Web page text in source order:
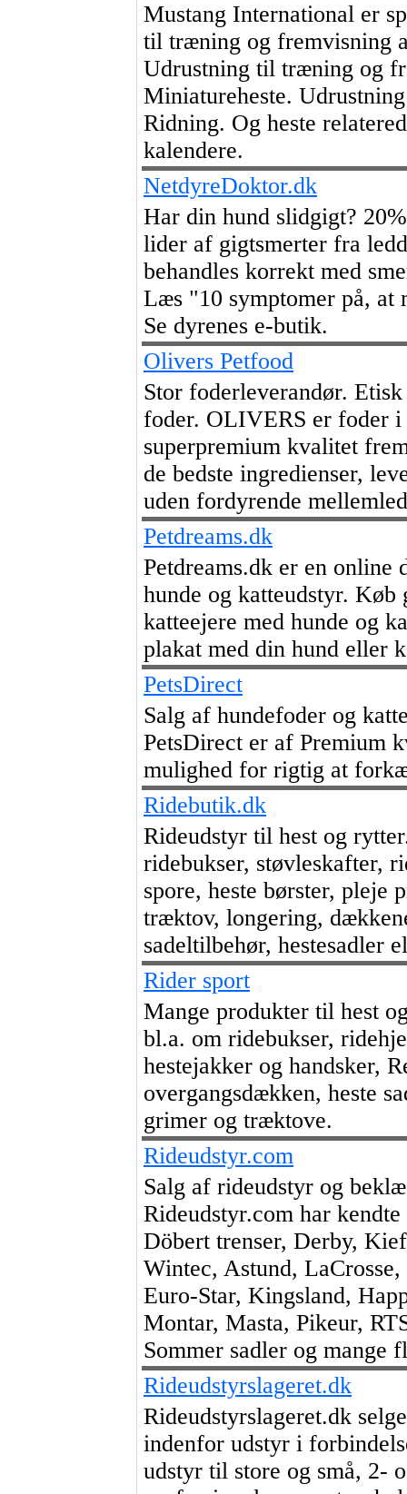
Mustang International er
til træning og fremvisning
Udrustning til træning og
Miniatureheste.
Ridning. Og heste
kalendere.
NetdyreDoktor.dk
Har din hund slidgigt?
lider af gigtsmerter fra
behandles korrekt med
Læs "10 symptomer på, at
Se dyrenes e-butik.
Olivers Petfood
Stor foderleverandør.
foder. OLIVERS er foder i
superpremium kvalitet
de bedste ingredienser,
uden fordyrende
Petdreams.dk
Petdreams.dk er en online
hunde og katteudstyr. Køb
katteejere med hunde og
plakat med din hund eller
PetsDirect
Salg af hundefoder og
PetsDirect er af Premium
mulighed for rigtig at
Ridebutik.dk
Rideudstyr til hest og
ridebukser, støvleskafter,
spore, heste børster, pleje
træktov, longering,
sadeltilbehør, hestesadler
Rider sport
Mange produkter til hest
bl.a. om ridebukser,
hestejakker og handsker,
overgangsdækken, heste
grimer og træktove.
Rideudstyr.com
Salg af rideudstyr og
Rideudstyr.com har
Döbert trenser, Derby,
Wintec, Astund,
Euro-Star, Kingsland,
Montar, Masta, Pikeur,
Sommer sadler og mange
Rideudstyrslageret.dk
Rideudstyrslageret.dk
indenfor udstyr i
udstyr til store og små, 2-